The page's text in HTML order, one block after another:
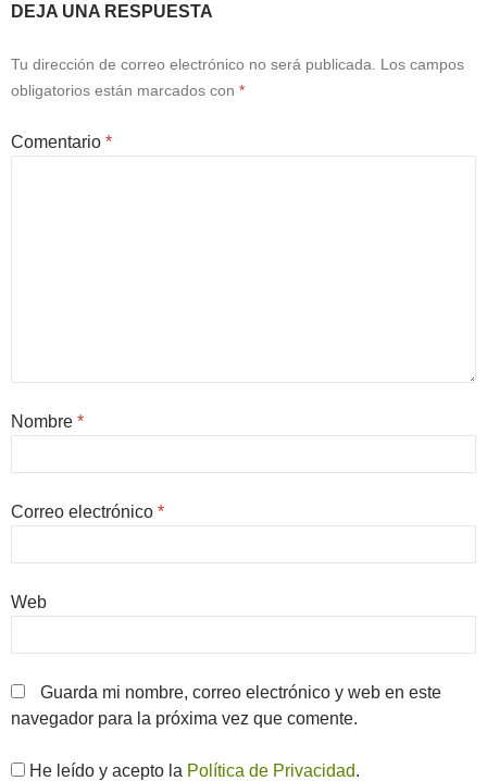
DEJA UNA RESPUESTA
Tu dirección de correo electrónico no será publicada.
Los campos
obligatorios están marcados con *
Comentario *
Nombre *
Correo electrónico *
Web
Guarda mi nombre, correo electrónico y web en este
navegador para la próxima vez que comente.
He leído y acepto la Política de Privacidad.